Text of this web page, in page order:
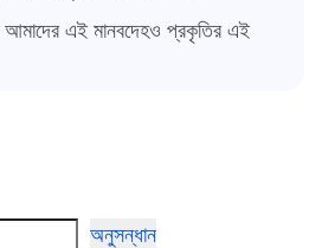
এই মানবদেহও প্রকৃতির এই
অনুসন্ধান